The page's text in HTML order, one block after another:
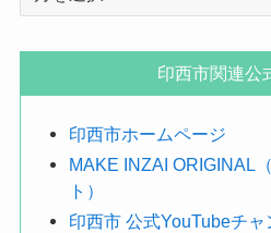
す
印西市関連公
印西市ホームページ
MAKE INZAI ORIGINAL
ト）
印西市 公式YouTubeチャ